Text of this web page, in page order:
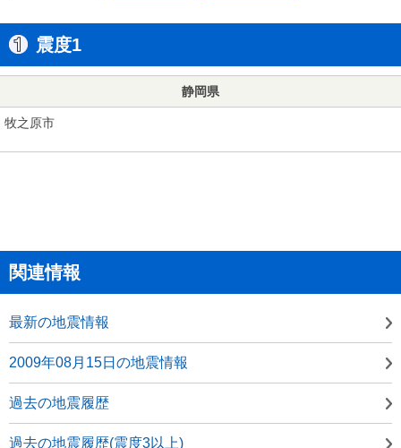
震度1
静岡県
牧之原市
関連情報
最新の地震情報
2009年08月15日の地震情報
過去の地震履歴
過去の地震履歴(震度3以上)